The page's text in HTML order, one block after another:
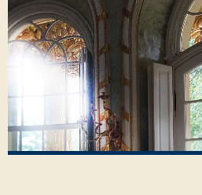
Unsere Leistungen
Veröffentlichungen